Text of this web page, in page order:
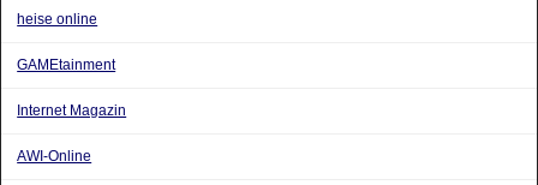
heise online
GAMEtainment
Internet Magazin
AWI-Online